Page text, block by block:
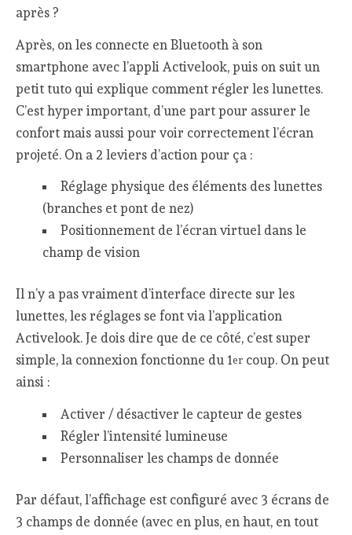
après ?
Après, on les connecte en Bluetooth à son
smartphone avec l’appli Activelook, puis on suit un
petit tuto qui explique comment régler les lunettes.
C’est hyper important, d’une part pour assurer le
confort mais aussi pour voir correctement l’écran
projeté. On a 2 leviers d’action pour ça :
Réglage physique des éléments des lunettes
(branches et pont de nez)
Positionnement de l’écran virtuel dans le
champ de vision
Il n’y a pas vraiment d’interface directe sur les
lunettes, les réglages se font via l’application
Activelook. Je dois dire que de ce côté, c’est super
simple, la connexion fonctionne du 1er coup. On peut
ainsi :
Activer / désactiver le capteur de gestes
Régler l’intensité lumineuse
Personnaliser les champs de donnée
Par défaut, l’affichage est configuré avec 3 écrans de
3 champs de donnée (avec en plus, en haut, en tout